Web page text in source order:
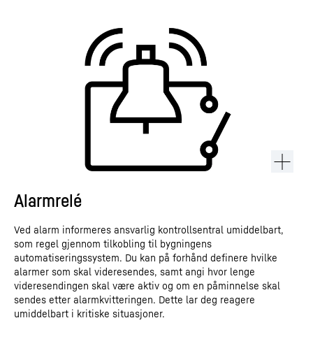
Alarmrelé
Ved alarm informeres ansvarlig kontrollsentral umiddelbart,
som regel gjennom tilkobling til bygningens
automatiseringssystem. Du kan på forhånd definere hvilke
alarmer som skal videresendes, samt angi hvor lenge
videresendingen skal være aktiv og om en påminnelse skal
sendes etter alarmkvitteringen. Dette lar deg reagere
umiddelbart i kritiske situasjoner.